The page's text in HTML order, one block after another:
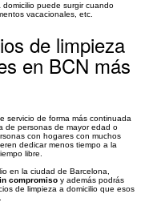
puede surgir cuando
vacacionales, etc.
de limpieza
en BCN más
servicio de forma más continuada
de personas de mayor edad o
con hogares con muchos
dedicar menos tiempo a la
libre.
en la ciudad de Barcelona,
compromiso y además podrás
de limpieza a domicilio que esos